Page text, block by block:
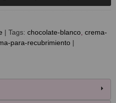
| Tags: chocolate-blanco crema-
para-recubrimiento |